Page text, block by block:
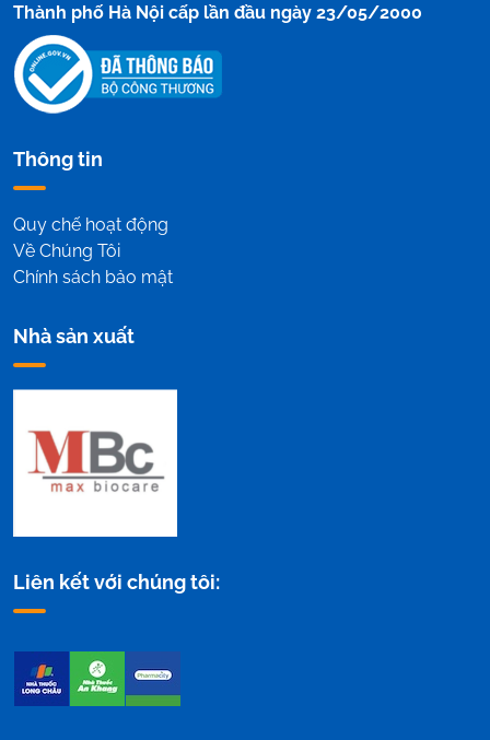
Thành phố Hà Nội cấp lần đầu ngày 23/05/2000
Thông tin
Quy chế hoạt động
Về Chúng Tôi
Chính sách bảo mật
Nhà sản xuất
Liên kết với chúng tôi: